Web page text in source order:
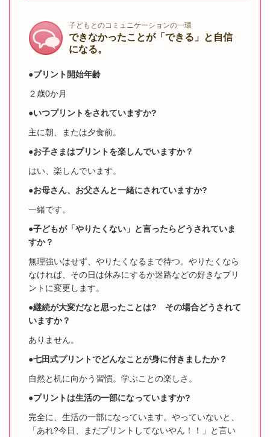
子どもとのコミュニケーションの一環
できなかったことが「できる」と自信
になる。
●プリント開始年齢
２歳0か月
●いつプリントをされていますか?
主に朝、または夕食前。
●お子さまはプリントを楽しんでいますか？
はい、楽しんでいます。
●お母さん、お父さんと一緒にされていますか?
一緒です。
●子どもが「やりたくない」と言ったらどうされていま
すか？
無理強いはせず、やりたくなるまで待つ。やりたくなら
なければ、その日は休みにするか迷路などの好きなプリ
ントに変更します。
●継続が大変だなと思ったことは? その場合どうされて
いますか？
ありません。
●七田式プリントでどんなことが身に付きましたか？
自然と机に向かう習慣。学ぶことの楽しさ。
●プリントは生活の一部になっていますか?
完全に、生活の一部になっています。 やっていないと、
「あれ?今日、まだプリントしてないやん！！」と言い